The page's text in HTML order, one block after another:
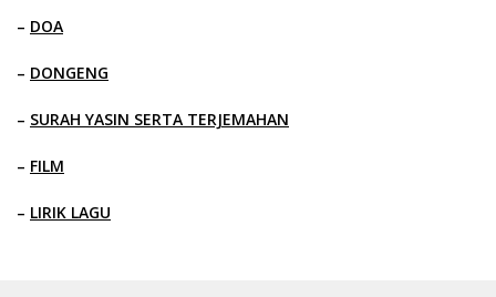
– DOA
– DONGENG
– SURAH YASIN SERTA TERJEMAHAN
– FILM
– LIRIK LAGU